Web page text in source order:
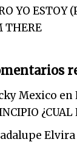
YO ESTOY
THERE
Mexico en
¿CUAL